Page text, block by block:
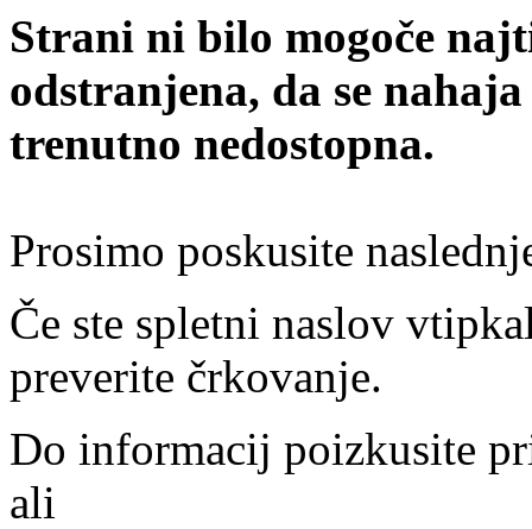
Strani ni bilo mogoče
odstranjena, da se
trenutno nedostopna.
Prosimo poskusite
Če ste spletni naslov
preverite črkovanje.
Do informacij poizkusite
ali